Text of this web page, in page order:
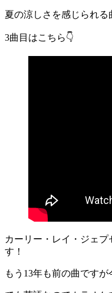
夏の涼しさを感じられる
3曲目はこちら👇
カーリー・レイ・ジェプ
す！
もう13年も前の曲です